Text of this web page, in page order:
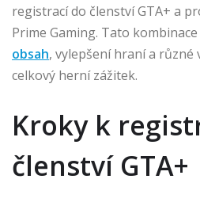
registrací do členství GTA+ a
Prime Gaming. Tato
obsah, vylepšení hraní a různé
celkový herní zážitek.
Kroky k
členství GTA+